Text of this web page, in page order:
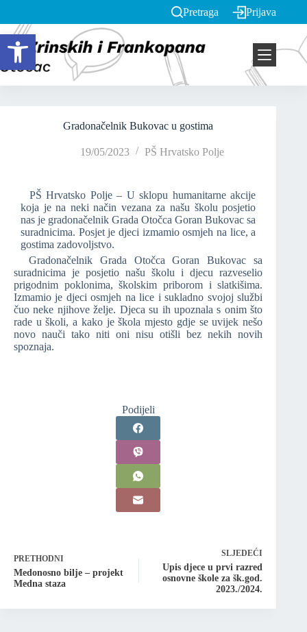
Open toolbar
Pretraga Prijava
Gradonačelnik Bukovac u gostima
19/05/2023 PŠ Hrvatsko Polje
PŠ Hrvatsko Polje – U sklopu humanitarne akcije
koja je na neki način vezana za našu školu posjetio
nas je gradonačelnik Grada Otočca Goran Bukovac sa
suradnicima. Posjet je djeci izmamio osmjeh na lice, a
gostima zadovoljstvo.
Gradonačelnik Grada Otočca Goran Bukovac sa
suradnicima je posjetio našu školu i djecu razveselio
prigodnim poklonima, školskim priborom i slatkišima.
Izmamio je djeci osmjeh na lice i sukladno svojoj službi
čuo neke njihove želje. Djeca su ih upoznala s onim što
rade u školi, a kako je škola mjesto gdje se uvijek nešo
novo nauči tako niti oni nisu otišli bez nekih novih
spoznaja.
Podijeli
PRETHODNI
Medonosno bilje – projekt
Medna staza
SLJEDEĆI
Upis djece u prvi razred
osnovne škole za šk.god.
2023./2024.